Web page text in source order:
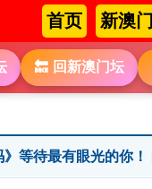
首页 新澳门
🔙 回新澳门坛
等待最有眼光的你！